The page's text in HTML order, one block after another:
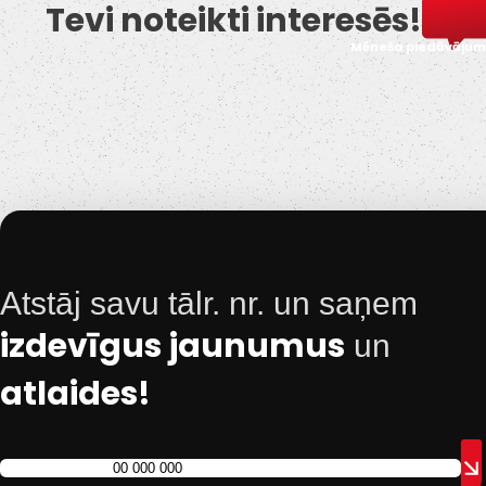
Tevi noteikti interesēs!
Mēneša piedāvājums
Atstāj savu tālr. nr. un saņem
izdevīgus jaunumus un
atlaides!